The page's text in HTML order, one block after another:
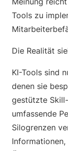
Tools zu
Die Realität
KI-Tools sind
denen sie
gestützte
umfassende
Silogrenzen